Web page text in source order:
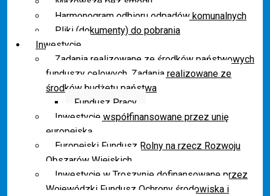
Harmonogram odbioru odpadów komunalnych
Pliki (dokumenty) do pobrania
Inwestycje
Zadania realizowane ze środków państwowych
funduszy celowych. Zadania realizowane ze
środków budżetu państwa
Fundusz Pracy
Inwestycje współfinansowane przez unię
europejską
Europejski Fundusz Rolny na rzecz Rozwoju
Obszarów Wiejskich
Inwestycje w Troszynie dofinansowane przez
Wojewódzki Fundusz Ochrony środowiska i